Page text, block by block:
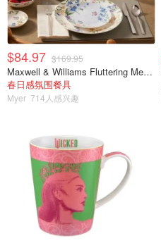
$84.97 $169.95
Maxwell & Williams Fluttering Meadow 12件餐具套装
春日感氛围餐具
Myer 714人感兴趣